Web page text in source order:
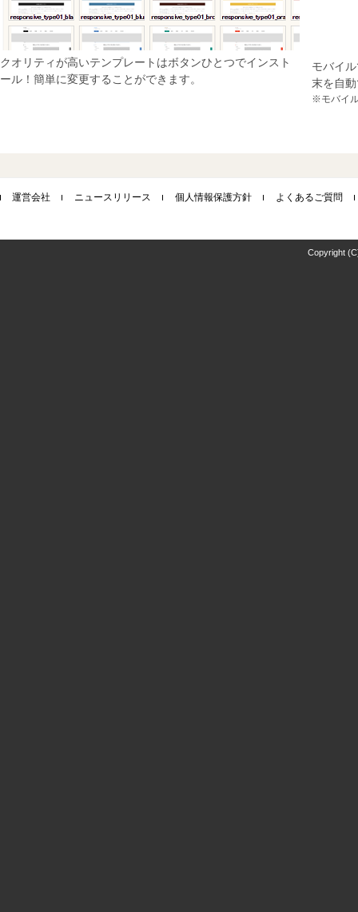
クオリティが高いテンプレートはボタンひとつでインスト
ール！簡単に変更することができます。
モバイ
末を自
※モバイ
運営会社 ニュースリリース 個人情報保護方針 よくあるご質問
Copyright